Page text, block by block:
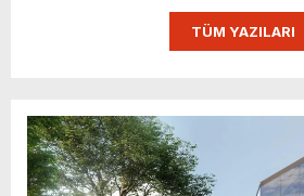
TÜM YAZILARI